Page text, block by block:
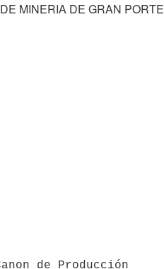
MINERIA DE GRAN PORTE